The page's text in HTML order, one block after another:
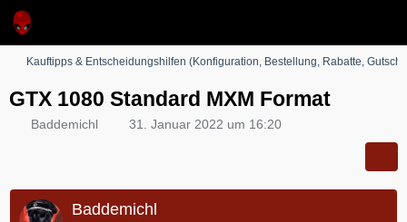
Kauftipps & Entscheidungshilfen (Konfiguration, Bestellung, Rabatte,
GTX 1080 Standard MXM Format
Baddemichl 31. Januar 2022 um 16:20
Baddemichl